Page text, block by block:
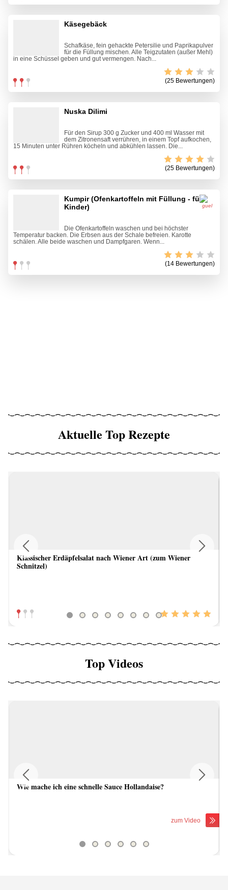
Käsegebäck
Schafkäse, fein gehackte Petersilie und Paprikapulver
für die Füllung mischen. Alle Teigzutaten (außer Mehl)
in eine Schüssel geben und gut vermengen. Nach...
(25 Bewertungen)
Nuska Dilimi
Für den Sirup 300 g Zucker und 400 ml Wasser mit
dem Zitronensaft verrühren, in einem Topf aufkochen,
15 Minuten unter Rühren köcheln und abkühlen lassen. Die...
(25 Bewertungen)
Kumpir (Ofenkartoffeln mit Füllung - für
Kinder)
Die Ofenkartoffeln waschen und bei höchster
Temperatur backen. Die Erbsen aus der Schale befreien. Karotte
schälen. Alle beide waschen und Dampfgaren. Wenn...
(14 Bewertungen)
Aktuelle Top Rezepte
Klassischer Erdäpfelsalat nach Wiener Art (zum Wiener
Schnitzel)
Previous
Top Videos
Wie mache ich eine schnelle Sauce Hollandaise?
zum Video
Previous